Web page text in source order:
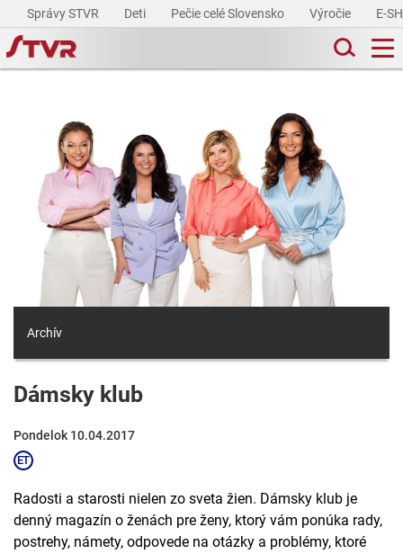
Správy STVR Deti Pečie celé Slovensko Výročie E-
Archív
Dámsky klub
Pondelok 10.04.2017
Radosti a starosti nielen zo sveta žien. Dámsky klub je
denný magazín o ženách pre ženy, ktorý vám ponúka rady,
postrehy, námety, odpovede na otázky a problémy, ktoré